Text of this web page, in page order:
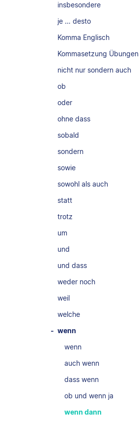
insbesondere
je … desto
Komma Englisch
Kommasetzung Übungen
nicht nur sondern auch
ob
oder
ohne dass
sobald
sondern
sowie
sowohl als auch
statt
trotz
um
und
und dass
weder noch
weil
welche
wenn
wenn
auch wenn
dass wenn
ob und wenn ja
wenn dann